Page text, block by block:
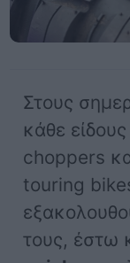
Στους
κάθε
choppers
touring
τους, έστω